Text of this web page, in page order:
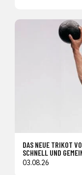
DAS NEUE TRIKOT
SCHNELL UND
03.08.26